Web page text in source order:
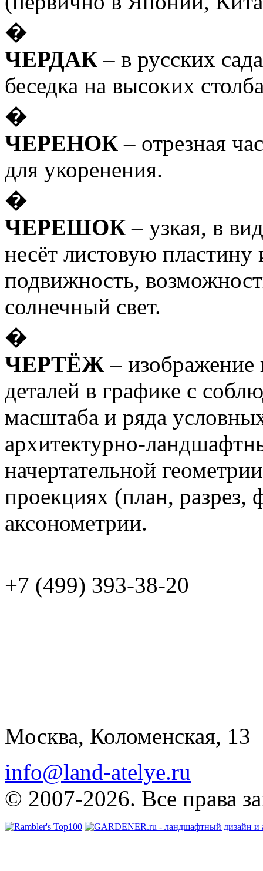
�
ЧЕРДАК – в русских
беседка на высоких
�
ЧЕРЕНОК – отрезная
для укоренения.
�
ЧЕРЕШОК – узкая, в
несёт листовую пластину
подвижность,
солнечный свет.
�
ЧЕРТЁЖ – изображение
деталей в графике с
масштаба и ряда
архитектурно-
начертательной
проекциях (план, разрез,
аксонометрии.
+7 (499)
Москва, Коломенская, 13
info@land-atelye.ru
© 2007-2026. Все права